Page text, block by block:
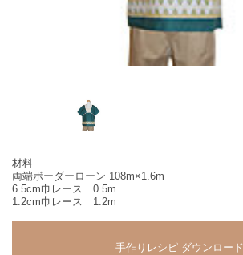
材料
両端ボーダーローン 108m×1.6m
6.5cm巾レース 0.5m
1.2cm巾レース 1.2m
手作りレシピ ダウンロード